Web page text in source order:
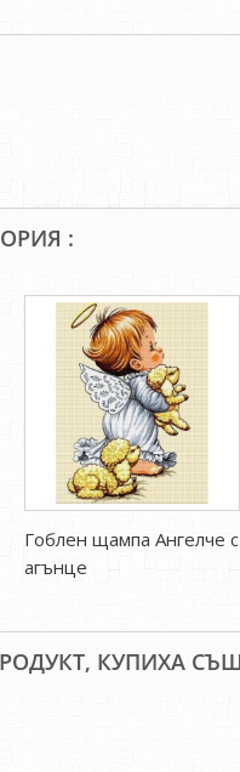
:
Гоблен щампа Ангелче с
агънце
КУПИХА